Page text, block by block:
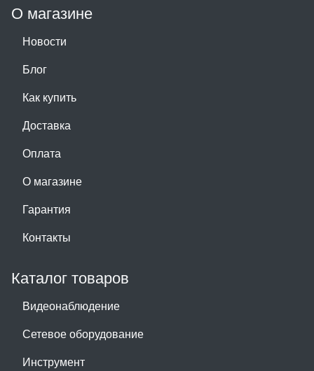
О магазине
Новости
Блог
Как купить
Доставка
Оплата
О магазине
Гарантия
Контакты
Каталог товаров
Видеонаблюдение
Сетевое оборудование
Инструмент